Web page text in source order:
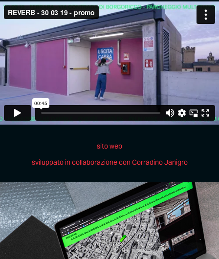
sito web
sviluppato in collaborazione con Corradino Janigro